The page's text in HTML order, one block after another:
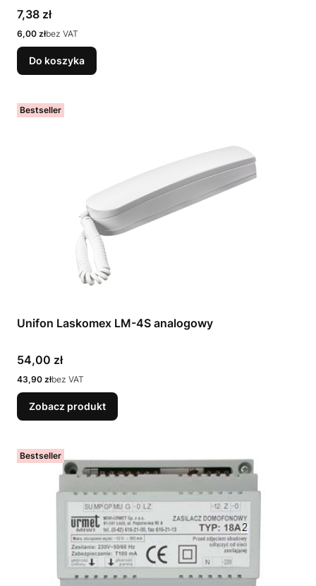
Cena
7,38 zł
Cena
6,00 złbez VAT
Do koszyka
Bestseller
Unifon Laskomex LM-4S analogowy
Cena
54,00 zł
Cena
43,90 złbez VAT
Zobacz produkt
Bestseller